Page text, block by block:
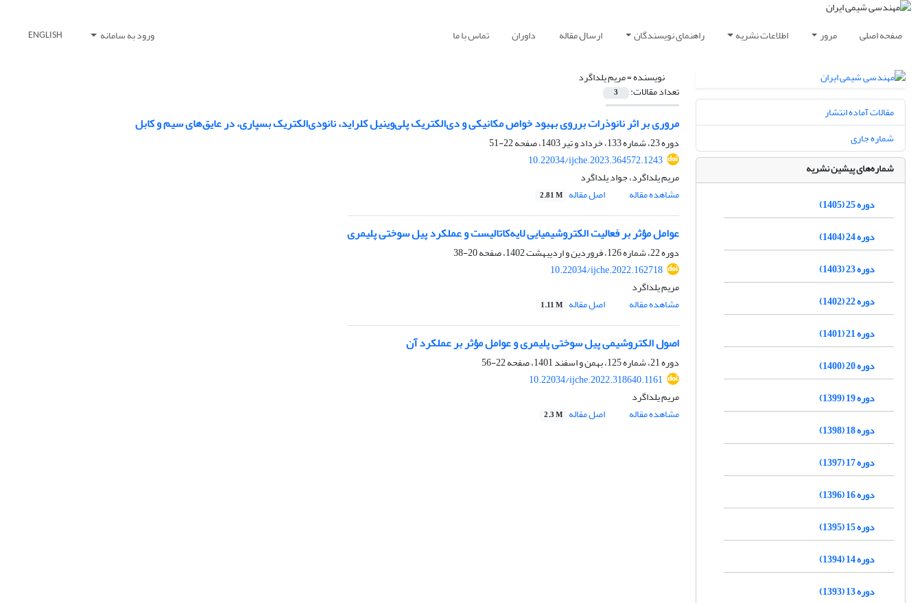
صفحه اصلی مرور اطلاعات نشریه راهنمای نویسندگان ارسال مقاله داوران تماس با ما ورود به سامانه ENGLISH
نویسنده =مریم یلداگرد
تعداد مقالات: 3
مروری بر اثر نانوذرات برروی بهبود خواص مکانیکی و دی‌الکتریک پلی‌وینیل کلراید، نانودی‌الکتریک بسپاری، در عایق‌های سیم و کابل
دوره 23، شماره 133، خرداد و تیر 1403، صفحه
22-51
10.22034/ijche.2023.364572.1243
مریم یلداگرد، جواد یلداگرد
مشاهده مقاله
اصل مقاله 2.81 M
عوامل مؤثر بر فعالیت الکتروشیمیایی لایه‌کاتالیست و عملکرد پیل سوختی پلیمری
دوره 22، شماره 126، فروردین و اردیبهشت 1402، صفحه
20-38
10.22034/ijche.2022.162718
مریم یلداگرد
مشاهده مقاله
اصل مقاله 1.11 M
اصول الکتروشیمی پیل سوختی پلیمری و عوامل مؤثر بر عملکرد آن
دوره 21، شماره 125، بهمن و اسفند 1401، صفحه
22-56
10.22034/ijche.2022.318640.1161
مریم یلداگرد
مشاهده مقاله
اصل مقاله 2.3 M
مقالات آماده انتشار
شماره جاری
شماره‌های پیشین نشریه
دوره 25 (1405)
دوره 24 (1404)
دوره 23 (1403)
دوره 22 (1402)
دوره 21 (1401)
دوره 20 (1400)
دوره 19 (1399)
دوره 18 (1398)
دوره 17 (1397)
دوره 16 (1396)
دوره 15 (1395)
دوره 14 (1394)
دوره 13 (1393)